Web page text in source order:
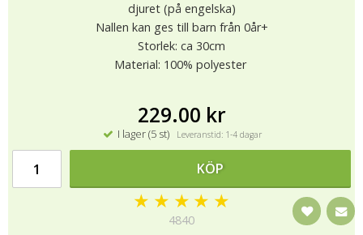
djuret (på engelska)
Nallen kan ges till barn från 0år+
Storlek: ca 30cm
Material: 100% polyester
229.00 kr
I lager (5 st) Leveranstid: 1-4 dagar
KÖP
★ ★ ★ ★ ★
4840